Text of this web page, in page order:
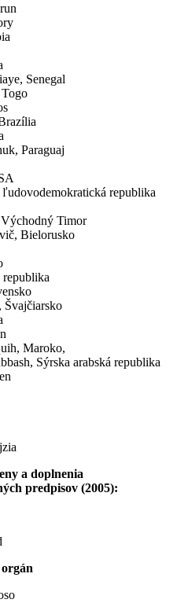
Senegal
Paraguaj
republika
Timor
Bielorusko
Maroko,
Sýrska arabská republika
a doplnenia
predpisov (2005):